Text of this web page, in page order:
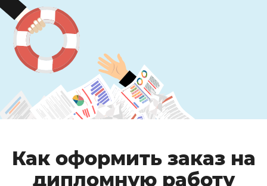
Как оформить заказ на
дипломную работу